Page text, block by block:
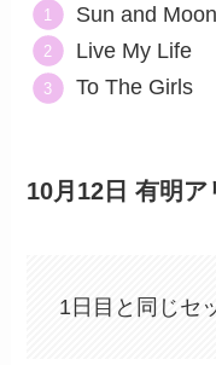
Sun and Moon
Live My Life
To The Girls
10月12日 有明ア
1日目と同じセ